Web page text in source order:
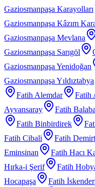
Gaziosmanpaşa Karayolları
Gaziosmanpaşa Kâzım
Gaziosmanpaşa Mevlana
Gaziosmanpaşa Sarıgöl
Gaziosmanpaşa Yenidoğan
Gaziosmanpaşa Yıldıztabya
Fatih Alemdar
Fatih
Ayvansaray
Fatih
Fatih Binbirdirek
Fatih Cibali
Fatih
Eminsinan
Fatih Hacı
Hırka-i Şerif
Fatih
Hocapaşa
Fatih